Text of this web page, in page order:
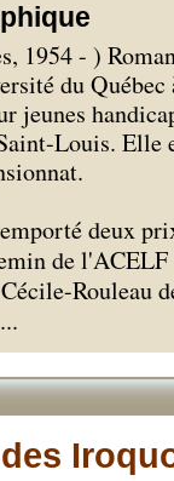
1954 - )
du
jeunes
Louis. Elle
deux
de
Rouleau
...